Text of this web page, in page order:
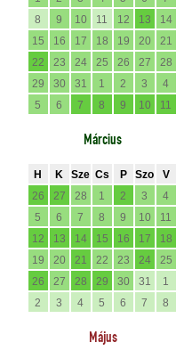
8
9 10 11 12 13
14
15
16 17 18 19 20
21
22
23 24 25 26 27
28
29
30 31 1 2 3
4
5
6 7 8 9 10 11
Március
H K Sze Cs P Szo
V
26
27 28 1 2 3
4
5
6 7 8 9 10
11
12
13 14 15 16 17
18
19
20 21 22 23 24
25
26
27 28 29 30 31
1
2
3 4 5 6 7 8
Május